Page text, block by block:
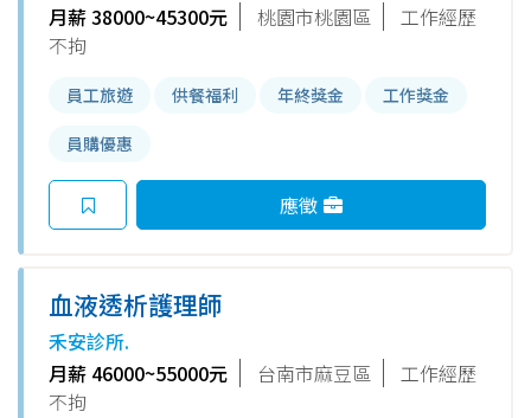
月薪 38000~45300元
桃園市桃園區
工作經歷
不拘
員工旅遊 供餐福利 年終獎金 工作獎金
員購優惠
應徵
血液透析護理師
禾安診所.
月薪 46000~55000元
台南市麻豆區
工作經歷
不拘